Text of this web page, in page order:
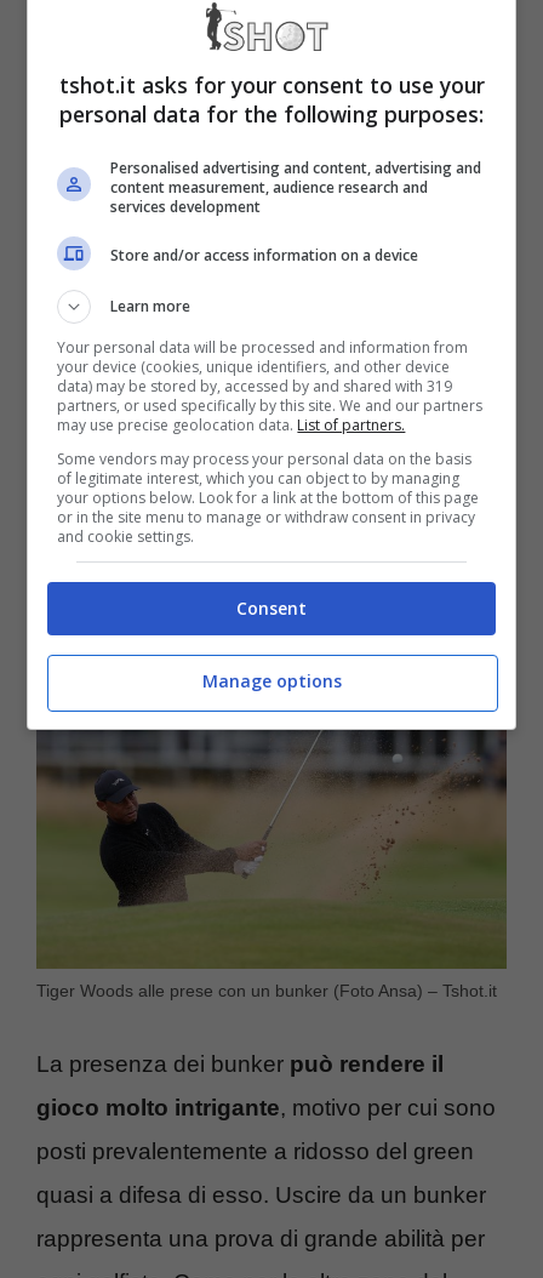
Il Bunker nel Golf, come
superare l’ostacolo
o con materiali simili. Sabbia che deve
essere rastrellata e livellata con costanza
meccanici. Nel caso non sia più possibile
procedere con queste operazioni, va
sostituita, fattispecie quest’ultima che può
verificarsi anche nel caso risulti
eccessivamente impregnata dall’acqua
piovana.
Tiger Woods alle prese con un bunker (Foto Ansa) – Tshot.it
La presenza dei bunker può rendere il
gioco molto intrigante, motivo per cui sono
posti prevalentemente a ridosso del green
quasi a difesa di esso. Uscire da un bunker
rappresenta una prova di grande abilità per
tshot.it asks for your consent to use your
personal data for the following purposes:
Personalised advertising and content, advertising and
content measurement, audience research and
services development
Store and/or access information on a device
Learn more
Your personal data will be processed and information from
your device (cookies, unique identifiers, and other device
data) may be stored by, accessed by and shared with 319
partners, or used specifically by this site. We and our partners
may use precise geolocation data. List of partners.
Some vendors may process your personal data on the basis
of legitimate interest, which you can object to by managing
your options below. Look for a link at the bottom of this page
or in the site menu to manage or withdraw consent in privacy
and cookie settings.
Consent
Manage options